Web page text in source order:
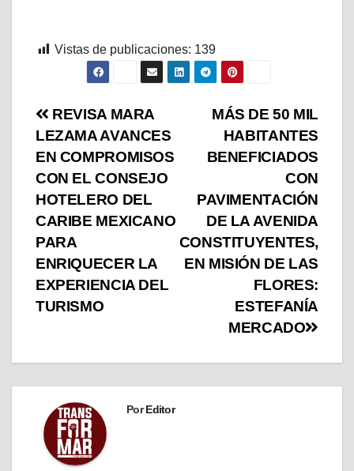
Vistas de publicaciones: 139
MÁS DE 50 MIL
HABITANTES
BENEFICIADOS
CON
PAVIMENTACIÓN
DE LA AVENIDA
CONSTITUYENTES,
EN MISIÓN DE LAS
FLORES:
ESTEFANÍA
MERCADO
REVISA MARA
LEZAMA AVANCES
EN COMPROMISOS
CON EL CONSEJO
HOTELERO DEL
CARIBE MEXICANO
PARA
ENRIQUECER LA
EXPERIENCIA DEL
TURISMO
PorEditor